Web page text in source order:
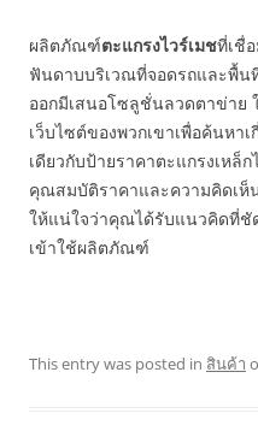
ผลิตภัณฑ์ตะแกรงไวร์เมชที่เชื่
ฟันดาบบริเวณที่จอดรถและพื้น
ออกมีเสนอโซลูชั่นลวดตาข่าย
เว็บไซต์ของพวกเขาเพื่อค้นหา
เดียวกับป้ายราคาตะแกรงเหล็
คุณสมบัติราคาและความคิดเห็
ให้แน่ใจว่าคุณได้รับแนวคิดที่ชั
เข้าใช้ผลิตภัณฑ์
This entry was posted in สินค้า